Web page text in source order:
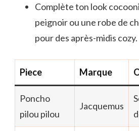
Complète ton look
peignoir ou une robe de
pour des après-midis cozy.
Piece Marque
Poncho
pilou pilou
Jacquemus